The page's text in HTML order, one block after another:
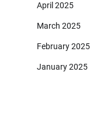
April 2025
March 2025
February 2025
January 2025